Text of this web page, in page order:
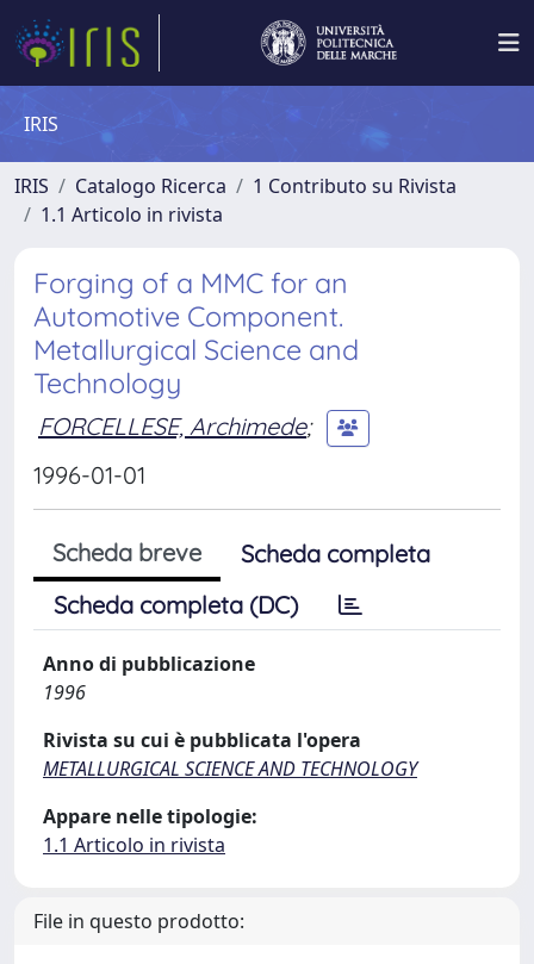
IRIS
IRIS Catalogo Ricerca
1 Contributo su Rivista
1.1 Articolo in rivista
Forging of a MMC for an
Automotive Component.
Metallurgical Science and
Technology
FORCELLESE, Archimede;
1996-01-01
Scheda breve
Scheda completa
Scheda completa (DC)
Anno di pubblicazione
1996
Rivista su cui è pubblicata l'opera
METALLURGICAL SCIENCE AND TECHNOLOGY
Appare nelle tipologie:
1.1 Articolo in rivista
File in questo prodotto: